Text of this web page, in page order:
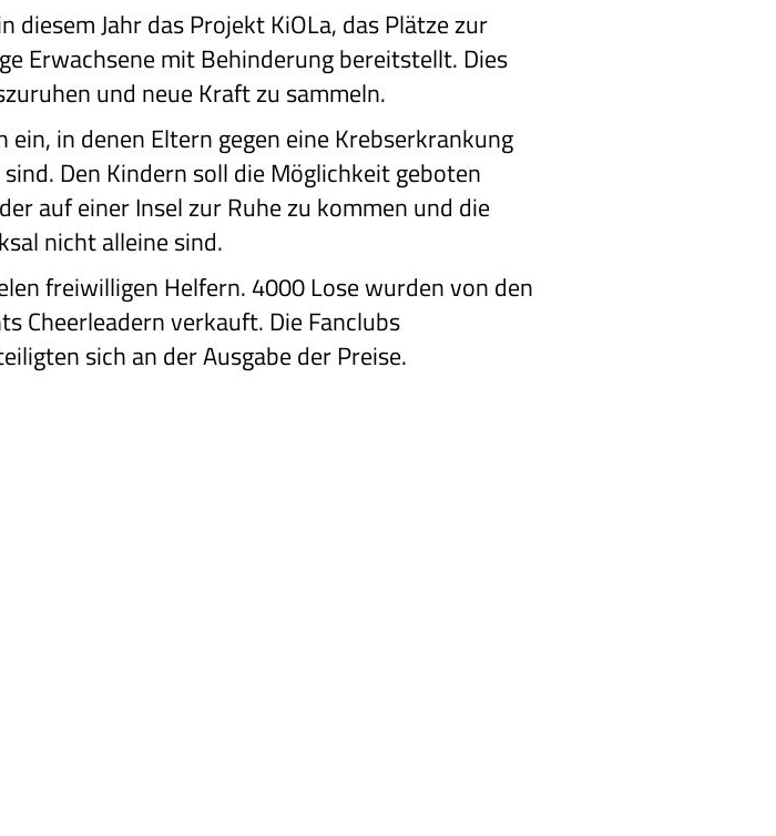
Jahr das Projekt KiOLa, das Plätze zur
Erwachsene mit Behinderung bereitstellt. Dies
und neue Kraft zu sammeln.
in denen Eltern gegen eine Krebserkrankung
Den Kindern soll die Möglichkeit geboten
auf einer Insel zur Ruhe zu kommen und die
nicht alleine sind.
freiwilligen Helfern. 4000 Lose wurden von den
Cheerleadern verkauft. Die Fanclubs
sich an der Ausgabe der Preise.